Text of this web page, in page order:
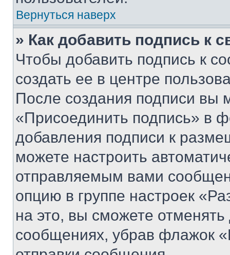
Вернуться наверх
» Как добавить подпись к
Чтобы добавить подпись к
создать ее в центре
После создания подписи вы
«Присоединить подпись» в
добавления подписи к
можете настроить
отправляемым вами
опцию в группе настроек
на это, вы сможете
сообщениях, убрав флажок